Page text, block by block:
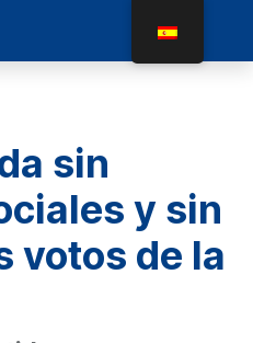
sin
y sin
votos de la